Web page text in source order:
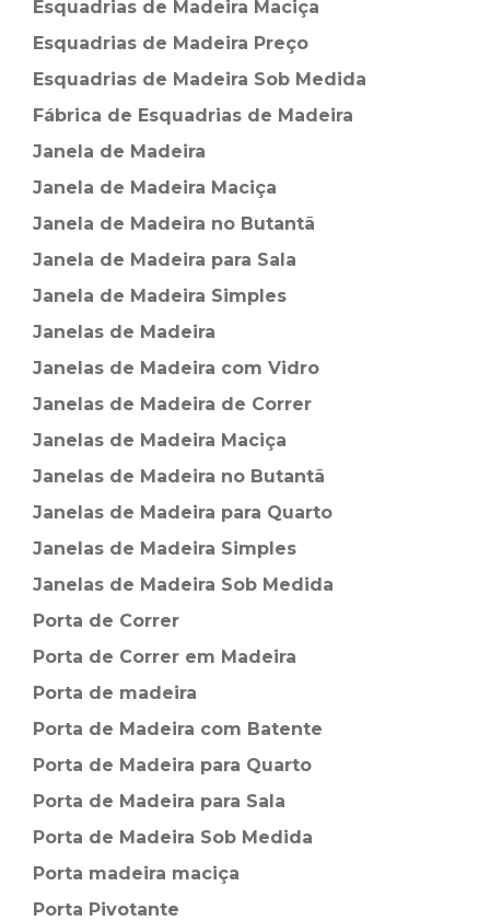
Esquadrias de Madeira Maciça
Esquadrias de Madeira Preço
Esquadrias de Madeira Sob Medida
Fábrica de Esquadrias de Madeira
Janela de Madeira
Janela de Madeira Maciça
Janela de Madeira no Butantã
Janela de Madeira para Sala
Janela de Madeira Simples
Janelas de Madeira
Janelas de Madeira com Vidro
Janelas de Madeira de Correr
Janelas de Madeira Maciça
Janelas de Madeira no Butantã
Janelas de Madeira para Quarto
Janelas de Madeira Simples
Janelas de Madeira Sob Medida
Porta de Correr
Porta de Correr em Madeira
Porta de madeira
Porta de Madeira com Batente
Porta de Madeira para Quarto
Porta de Madeira para Sala
Porta de Madeira Sob Medida
Porta madeira maciça
Porta Pivotante